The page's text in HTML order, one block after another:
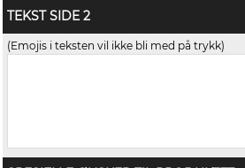
TEKST SIDE 2
(Emojis i teksten vil ikke bli med på trykk)